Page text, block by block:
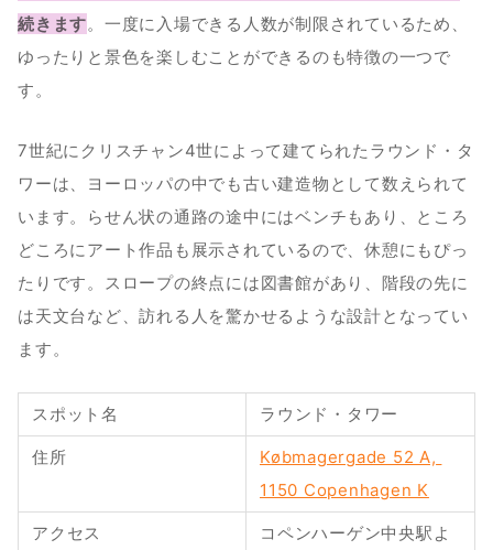
続きます。一度に入場できる人数が制限されているため、
ゆったりと景色を楽しむことができるのも特徴の一つで
す。
7世紀にクリスチャン4世によって建てられたラウンド・タ
ワーは、ヨーロッパの中でも古い建造物として数えられて
います。らせん状の通路の途中にはベンチもあり、ところ
どころにアート作品も展示されているので、休憩にもぴっ
たりです。スロープの終点には図書館があり、階段の先に
は天文台など、訪れる人を驚かせるような設計となってい
ます。
スポット名 ラウンド・タワー
住所
Købmagergade 52 A,
1150 Copenhagen K
アクセス
コペンハーゲン中央駅よ